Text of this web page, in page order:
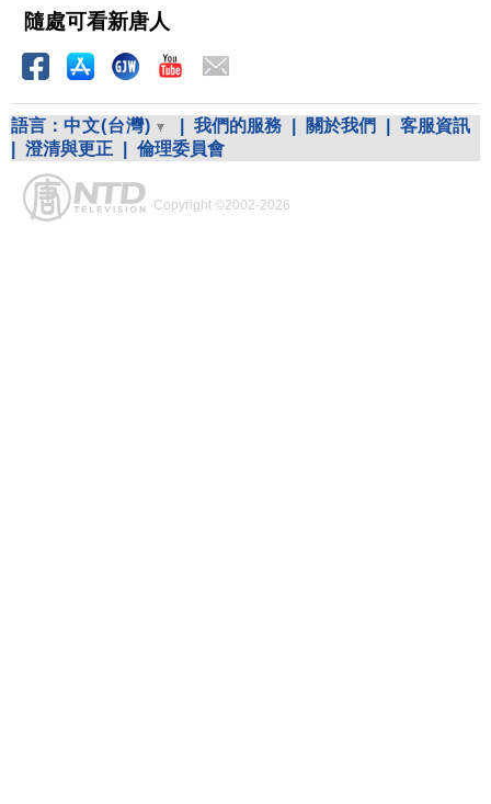
隨處可看新唐人
語言： 中文(台灣) 我們的服務 關於我們
客服資訊
澄清與更正 倫理委員會
Copyright ©2002-2026